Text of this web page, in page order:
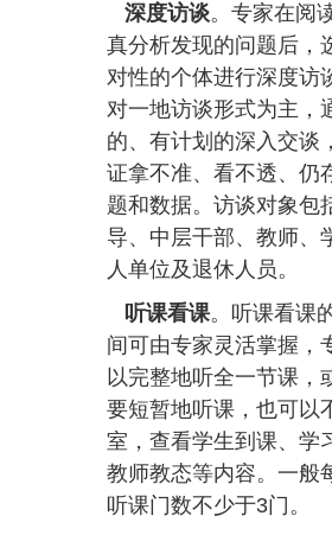
深度访谈。专家在阅
真分析发现的问题后，
对性的个体进行深度访
对一地访谈形式为主，
的、有计划的深入交谈
证拿不准、看不透、仍
题和数据。访谈对象包
导、中层干部、教师、
人单位及退休人员。
听课看课。听课看课
间可由专家灵活掌握，
以完整地听全一节课，
要短暂地听课，也可以
室，查看学生到课、学
教师教态等内容。一般
听课门数不少于3门。